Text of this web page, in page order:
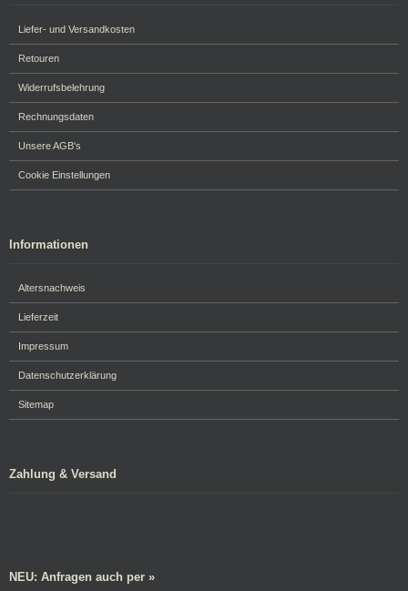
Liefer- und Versandkosten
Retouren
Widerrufsbelehrung
Rechnungsdaten
Unsere AGB's
Cookie Einstellungen
Informationen
Altersnachweis
Lieferzeit
Impressum
Datenschutzerklärung
Sitemap
Zahlung & Versand
NEU: Anfragen auch per »